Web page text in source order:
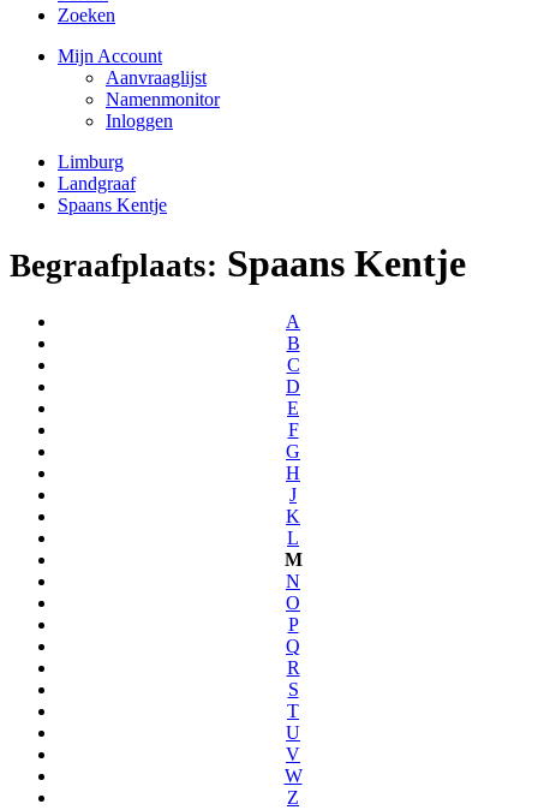
Zoeken
Mijn Account
Aanvraaglijst
Namenmonitor
Inloggen
Limburg
Landgraaf
Spaans Kentje
Begraafplaats: Spaans Kentje
A
B
C
D
E
F
G
H
J
K
L
M
N
O
P
Q
R
S
T
U
V
W
Z